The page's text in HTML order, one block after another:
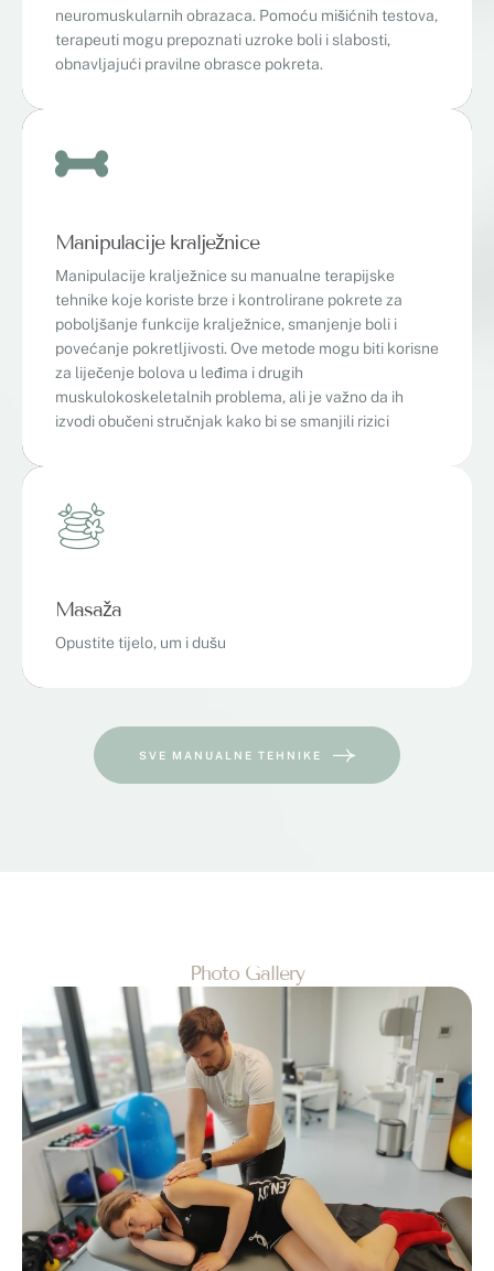
neuromuskularnih obrazaca. Pomoću mišićnih testova,
terapeuti mogu prepoznati uzroke boli i slabosti,
obnavljajući pravilne obrasce pokreta.
Manipulacije kralježnice
Manipulacije kralježnice su manualne terapijske
tehnike koje koriste brze i kontrolirane pokrete za
poboljšanje funkcije kralježnice, smanjenje boli i
povećanje pokretljivosti. Ove metode mogu biti korisne
za liječenje bolova u leđima i drugih
muskulokoskeletalnih problema, ali je važno da ih
izvodi obučeni stručnjak kako bi se smanjili rizici​
Masaža
Opustite tijelo, um i dušu
SVE MANUALNE TEHNIKE
Photo Gallery